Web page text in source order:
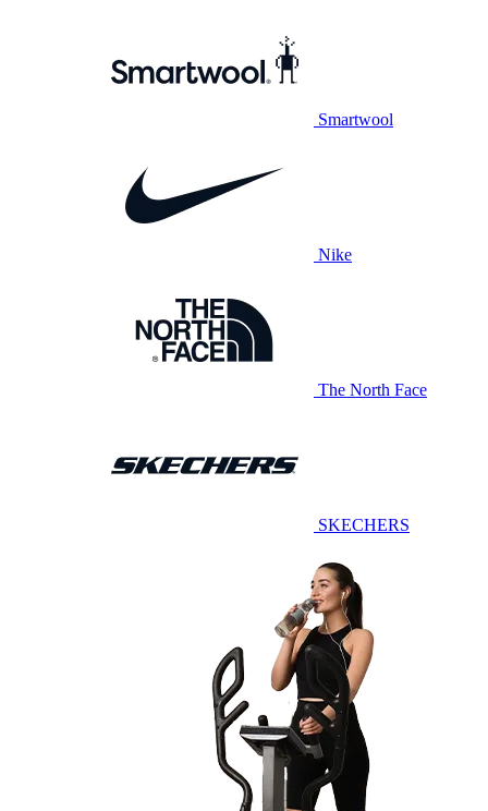
Smartwool
Nike
The North Face
SKECHERS